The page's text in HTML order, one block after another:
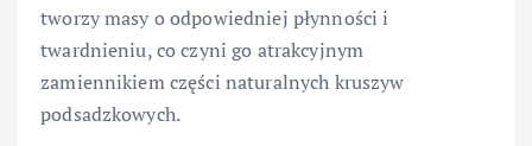
tworzy masy o odpowiedniej płynności i
twardnieniu, co czyni go atrakcyjnym
zamiennikiem części naturalnych kruszyw
podsadzkowych.